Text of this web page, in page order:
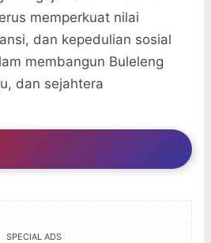
memperkuat nilai
dan kepedulian sosial
membangun Buleleng
dan sejahtera
SPECIAL ADS